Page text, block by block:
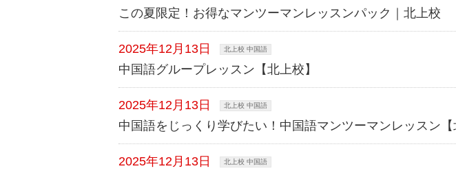
この夏限定！お得なマンツーマンレッスンパック｜北上校
2025年12月13日 北上校 中国語
中国語グループレッスン【北上校】
2025年12月13日 北上校 中国語
中国語をじっくり学びたい！中国語マンツーマンレッスン【
2025年12月13日 北上校 中国語